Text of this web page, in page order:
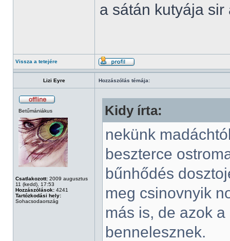
a sátán kutyája
Vissza a tetejére
Lizi Eyre Hozzászólás témája:
Betűmániákus
Csatlakozott: 2009 augusztus
11 (kedd), 17:53
Hozzászólások: 4241
Tartózkodási hely:
Sohacsodaország
Kidy írta:
nekünk
beszterce
bűnhődés
meg csinovnyik
más is, de azok
bennelesznek.